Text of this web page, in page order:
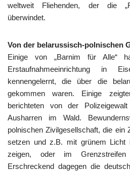
weltweit Fliehenden, der die
überwindet.
Von der belarussisch-polnischen
Einige von „Barnim für Alle“
Erstaufnahmeeinrichtung in
kennengelernt, die über die
gekommen waren. Einige
berichteten von der
Ausharren im Wald.
polnischen Zivilgesellschaft, die ein
setzen und z.B. mit grünem Licht
zeigen, oder im
Erschreckend dagegen die